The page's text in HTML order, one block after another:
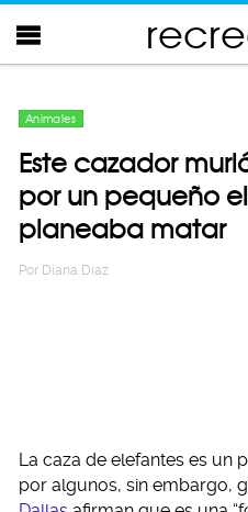
Animales
Este cazador
por un pequeño
planeaba matar
Por Diana Diaz
La caza de elefantes es un
por algunos, sin embargo,